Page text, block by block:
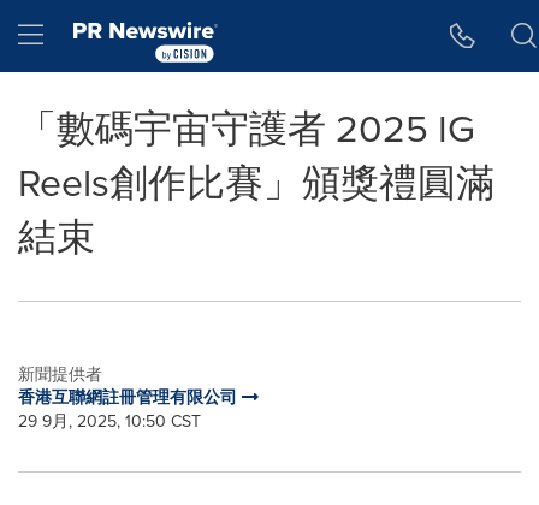
Hamburger menu
「數碼宇宙守護者 2025 IG
Reels創作比賽」頒獎禮圓滿
結束
新聞提供者
香港互聯網註冊管理有限公司
29 9月, 2025, 10:50 CST